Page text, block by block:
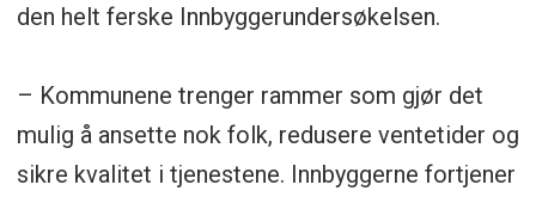
den helt ferske Innbyggerundersøkelsen.
– Kommunene trenger rammer som gjør det
mulig å ansette nok folk, redusere ventetider og
sikre kvalitet i tjenestene. Innbyggerne fortjener